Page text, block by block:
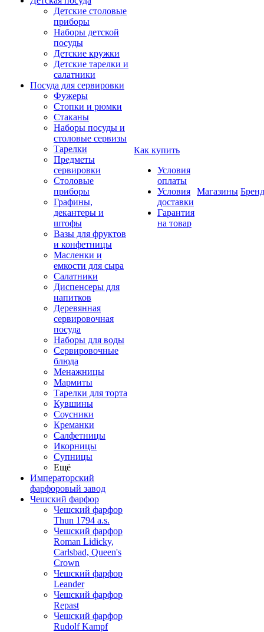
Детские столовые
приборы
Наборы детской
посуды
Детские кружки
Детские тарелки и
салатники
Посуда для сервировки
Фужеры
Стопки и рюмки
Стаканы
Наборы посуды и
столовые сервизы
Тарелки
Предметы
сервировки
Столовые
приборы
Графины,
декантеры и
штофы
Вазы для фруктов
и конфетницы
Масленки и
емкости для сыра
Салатники
Диспенсеры для
напитков
Деревянная
сервировочная
посуда
Наборы для воды
Сервировочные
блюда
Менажницы
Мармиты
Тарелки для торта
Кувшины
Соусники
Креманки
Салфетницы
Икорницы
Супницы
Ещё
Императорский
фарфоровый завод
Чешский фарфор
Чешский фарфор
Thun 1794 a.s.
Чешский фарфор
Roman Lidicky,
Carlsbad, Queen's
Crown
Чешский фарфор
Leander
Чешский фарфор
Repast
Чешский фарфор
Rudolf Kampf
Как купить
Условия
оплаты
Условия
доставки
Гарантия
на товар
Магазины